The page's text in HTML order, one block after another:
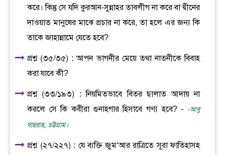
করে। কিন্তু সে যদি কুরআন-সুন্নাহর তাবলীগ না করে বা দ্বীনের
দাওয়াত মানুষের মাঝে প্রচার না করে, তা হলে এর জন্য কি
তাকে জাহান্নামে যেতে হবে?
প্রশ্ন (৩৫/৩৫) : আপন ভাগনীর মেয়ে তথা নাতনীকে বিবাহ
করা যাবে কী?
প্রশ্ন (৩৩/১৯৩) : নিয়মিতভাবে বিতর ছালাত আদায় না
করলে সে কি কবীরা গুনাহগার হিসাবে গণ্য হবে? - -আবু
যাহরাহ, চট্টগ্রাম।
প্রশ্ন (২৭/২২৭) : যে ব্যক্তি জুম‘আর রাত্রিতে সূরা ফাতিহাসহ